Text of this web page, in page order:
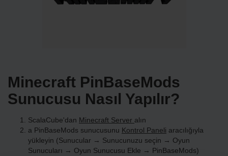
Minecraft PinBaseMods
Sunucusu Nasıl Yapılır?
ScalaCube'dan Minecraft Server alın
a PinBaseMods sunucusunu Kontrol Paneli aracılığıyla
yükleyin (Sunucular → Sunucunuzu seçin → Oyun
Sunucuları → Oyun Sunucusu Ekle → PinBaseMods)